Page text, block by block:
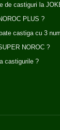
de castiguri la
PLUS ?
castiga cu 3
NOROC ?
castigurile ?